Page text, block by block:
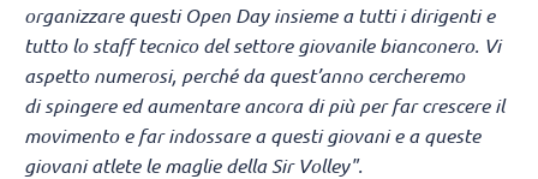
organizzare questi Open Day insieme a tutti i dirigenti e
tutto lo staff tecnico del settore giovanile bianconero. Vi
aspetto numerosi, perché da quest’anno cercheremo
di spingere ed aumentare ancora di più per far crescere il
movimento e far indossare a questi giovani e a queste
giovani atlete le maglie della Sir Volley".